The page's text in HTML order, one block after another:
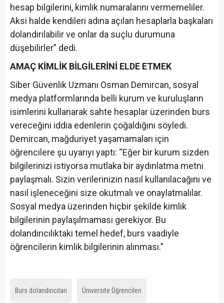
hesap bilgilerini, kimlik numaralarını vermemeliler.
Aksi halde kendileri adına açılan hesaplarla başkaları
dolandırılabilir ve onlar da suçlu durumuna
düşebilirler” dedi.
AMAÇ KİMLİK BİLGİLERİNİ ELDE ETMEK
Siber Güvenlik Uzmanı Osman Demircan, sosyal
medya platformlarında belli kurum ve kuruluşların
isimlerini kullanarak sahte hesaplar üzerinden burs
vereceğini iddia edenlerin çoğaldığını söyledi.
Demircan, mağduriyet yaşamamaları için
öğrencilere şu uyarıyı yaptı: “Eğer bir kurum sizden
bilgilerinizi istiyorsa mutlaka bir aydınlatma metni
paylaşmalı. Sizin verilerinizin nasıl kullanılacağını ve
nasıl işleneceğini size okutmalı ve onaylatmalılar.
Sosyal medya üzerinden hiçbir şekilde kimlik
bilgilerinin paylaşılmaması gerekiyor. Bu
dolandırıcılıktaki temel hedef, burs vaadiyle
öğrencilerin kimlik bilgilerinin alınması.”
Burs dolandırıcıları Üniversite Öğrencileri